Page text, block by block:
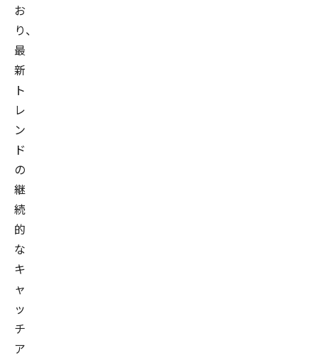
お
り、
最
新
ト
レ
ン
ド
の
継
続
的
な
キ
ャ
ッ
チ
ア